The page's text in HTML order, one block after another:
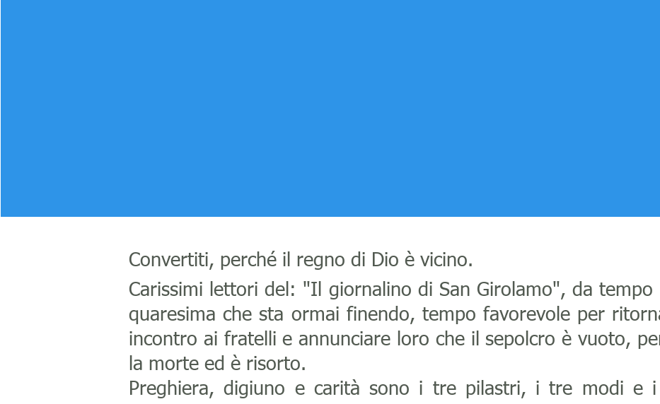
Convertiti, perché il regno di Dio è vicino.
Carissimi lettori del: "Il giornalino di San Girolamo", da
quaresima che sta ormai finendo, tempo favorevole per
incontro ai fratelli e annunciare loro che il sepolcro è vuoto,
la morte ed è risorto.
Preghiera, digiuno e carità sono i tre pilastri, i tre modi e